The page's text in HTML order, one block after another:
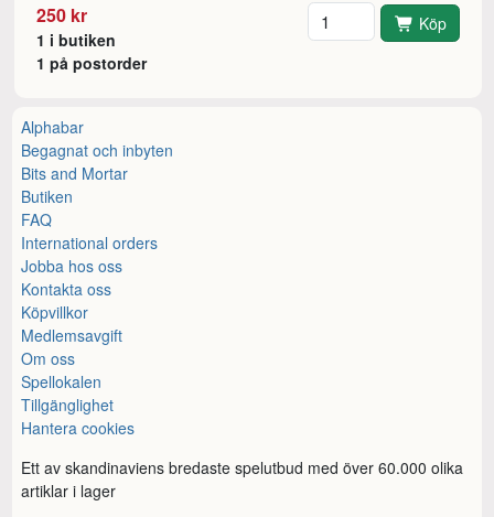
250 kr
1 i butiken
1 på postorder
Antal Köp
Alphabar
Begagnat och inbyten
Bits and Mortar
Butiken
FAQ
International orders
Jobba hos oss
Kontakta oss
Köpvillkor
Medlemsavgift
Om oss
Spellokalen
Tillgänglighet
Hantera cookies
Ett av skandinaviens bredaste spelutbud med över 60.000 olika
artiklar i lager